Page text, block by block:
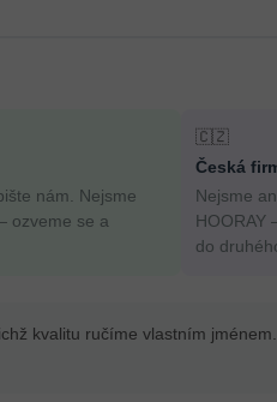
nám. Nejsme
ozveme se a
🇨🇿
Česká
Nejsme
HOORAY
do
kvalitu ručíme vlastním